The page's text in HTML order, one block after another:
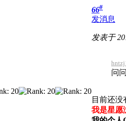
66#
发消息
发表于
问
目前还
我是星愿